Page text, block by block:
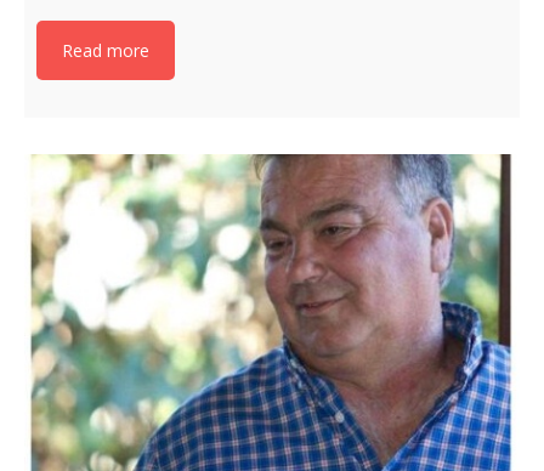
Read more